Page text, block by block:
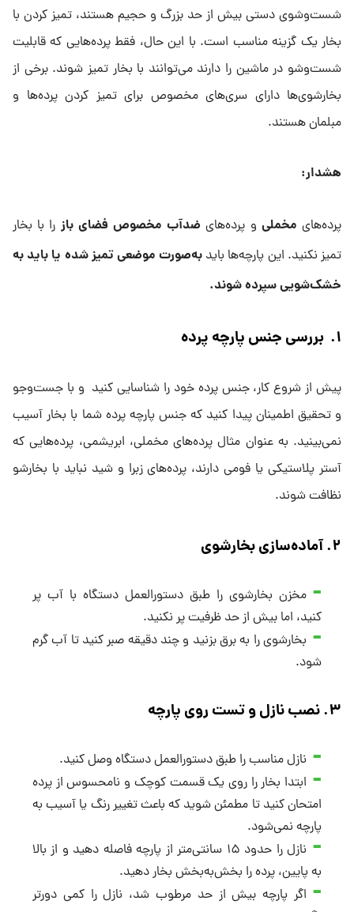
شست‌وشوی دستی بیش از حد بزرگ و حجیم هستند، تمیز کردن با
بخار یک گزینه مناسب است. با این حال، فقط پرده‌هایی که قابلیت
شست‌وشو در ماشین را دارند می‌توانند با بخار تمیز شوند. برخی از
بخارشوی‌ها دارای سری‌های مخصوص برای تمیز کردن پرده‌ها و
مبلمان هستند.
هشدار:
پرده‌های مخملی و پرده‌های ضدآب مخصوص فضای باز را با بخار
تمیز نکنید. این پارچه‌ها باید به‌صورت موضعی تمیز شده یا باید به
خشک‌شویی سپرده شوند.
۱. بررسی جنس پارچه پرده
پیش از شروع کار، جنس پرده خود را شناسایی کنید و با جست‌وجو
و تحقیق اطمینان پیدا کنید که جنس پارچه پرده شما با بخار آسیب
نمی‌بینید. به عنوان مثال پرده‌های مخملی، ابریشمی، پرده‌هایی که
آستر پلاستیکی یا فومی دارند، پرده‌های زبرا و شید نباید با بخارشو
نظافت شوند.
۲.آماده‌سازی بخارشوی
مخزن بخارشوی را طبق دستورالعمل دستگاه با آب پر
کنید، اما بیش از حد ظرفیت پر نکنید.
بخارشوی را به برق بزنید و چند دقیقه صبر کنید تا آب گرم
شود.
۳.نصب نازل و تست روی پارچه
نازل مناسب را طبق دستورالعمل دستگاه وصل کنید.
ابتدا بخار را روی یک قسمت کوچک و نامحسوس از پرده
امتحان کنید تا مطمئن شوید که باعث تغییر رنگ یا آسیب به
پارچه نمی‌شود.
نازل را حدود ۱۵ سانتی‌متر از پارچه فاصله دهید و از بالا
به پایین، پرده را بخش‌به‌بخش بخار دهید.
اگر پارچه بیش از حد مرطوب شد، نازل را کمی دورتر